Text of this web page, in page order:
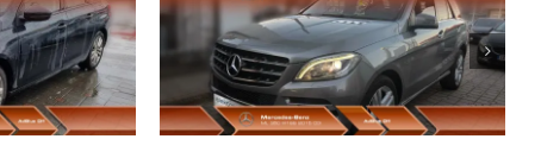
Mercedes-Benz ML 350 W166 2015 CDI
AdBlue Off